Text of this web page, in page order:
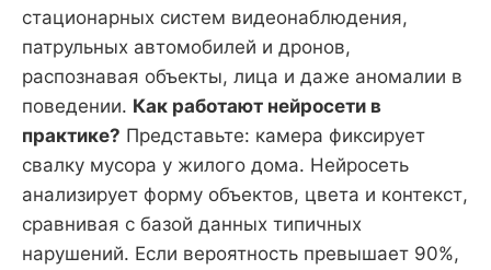
стационарных систем видеонаблюдения,
патрульных автомобилей и дронов,
распознавая объекты, лица и даже аномалии в
поведении. Как работают нейросети в
практике? Представьте: камера фиксирует
свалку мусора у жилого дома. Нейросеть
анализирует форму объектов, цвета и контекст,
сравнивая с базой данных типичных
нарушений. Если вероятность превышает 90%,